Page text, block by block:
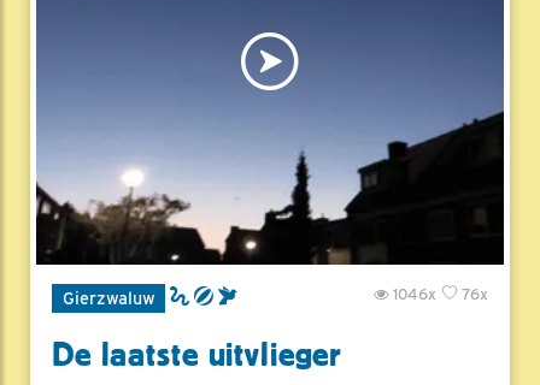
Gierzwaluw 76x
1046x
De laatste uitvlieger